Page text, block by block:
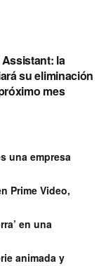
la
su eliminación
mes
una empresa
Prime Video,
en una
animada y